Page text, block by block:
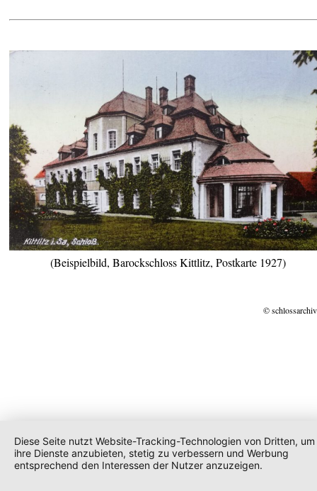
(Beispielbild, Barockschloss Kittlitz, Postkarte 1927)
©
Diese Seite nutzt Website-Tracking-Technologien von Dritten, um
ihre Dienste anzubieten, stetig zu verbessern und Werbung
entsprechend den Interessen der Nutzer anzuzeigen.